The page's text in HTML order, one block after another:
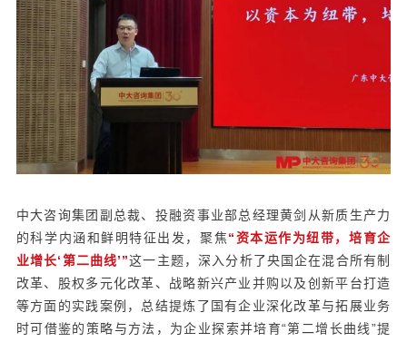
中大咨询集团副总裁、投融资事业部总经理黄剑从新质生产力
的科学内涵和鲜明特征出发，聚焦“资本运作为纽带，培育企
业增长‘第二曲线’”这一主题，深入分析了央国企在混合所有制
改革、股权多元化改革、战略新兴产业并购以及创新平台打造
等方面的实践案例，总结提炼了国有企业深化改革与拓展业务
时可借鉴的策略与方法，为企业探索并培育“第二增长曲线”提